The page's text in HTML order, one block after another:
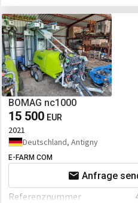
BOMAG nc1000
15 500 EUR
2021
Deutschland, Antigny
E-FARM COM
Anfrage
Referenznummer